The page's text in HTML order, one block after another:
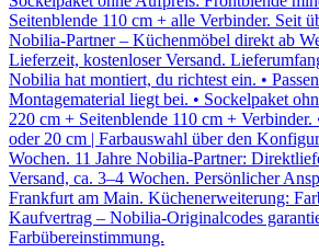
Seitenblende 110 cm + alle Verbinder. Seit
Nobilia-Partner – Küchenmöbel direkt ab
Lieferzeit, kostenloser Versand.
Nobilia hat montiert, du richtest ein. •
Montagematerial liegt bei. • Sockelpaket
220 cm + Seitenblende 110 cm +
oder 20 cm | Farbauswahl über den
Wochen. 11 Jahre Nobilia-Partner:
Versand, ca. 3–4 Wochen. Persönlicher
Frankfurt am Main. Küchenerweiterung:
Kaufvertrag – Nobilia-Originalcodes
Farbübereinstimmung.